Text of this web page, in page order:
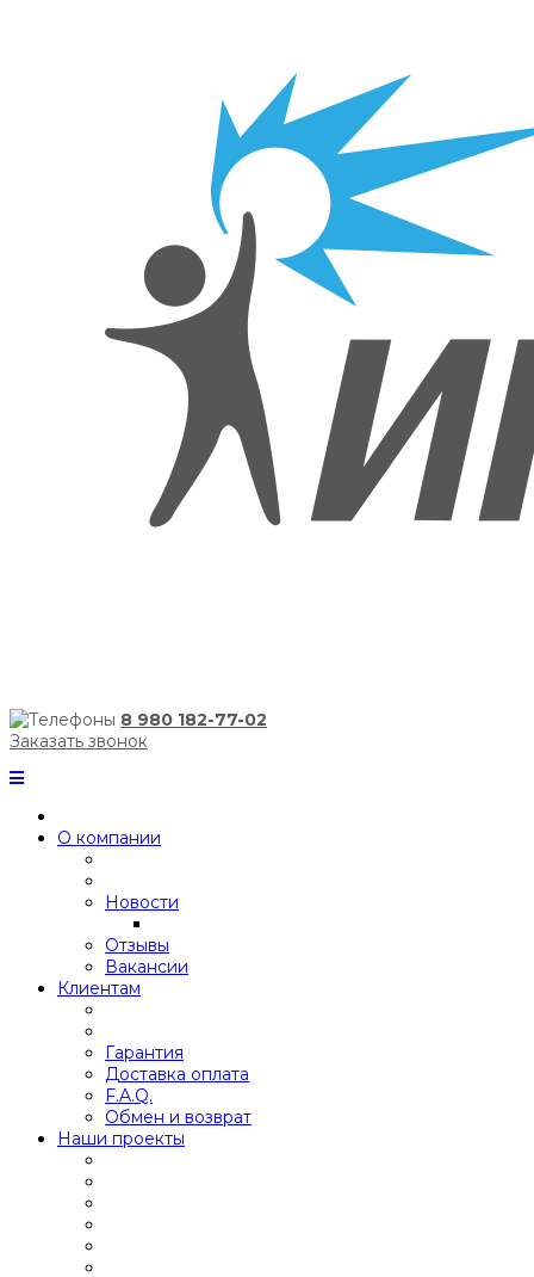
8 980 182-77-02
Заказать звонок
О компании
Новости
Отзывы
Вакансии
Клиентам
Гарантия
Доставка оплата
F.A.Q.
Обмен и возврат
Наши проекты